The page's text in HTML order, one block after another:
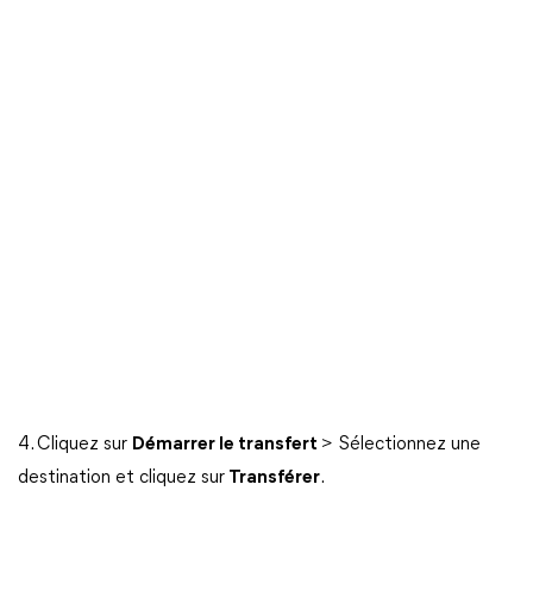
4. Cliquez sur Démarrer le transfert > Sélectionnez une
destination et cliquez sur Transférer.